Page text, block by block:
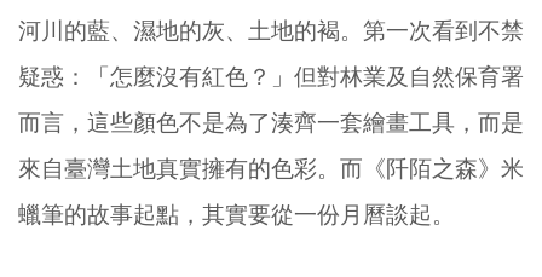
河川的藍、濕地的灰、土地的褐。 第一次看到不禁
疑惑：「怎麼沒有紅色？」 但對林業及自然保育署
而言，這些顏色不是為了湊齊一套繪畫工具，而是
來自臺灣土地真實擁有的色彩。而《阡陌之森》米
蠟筆的故事起點，其實要從一份月曆談起。